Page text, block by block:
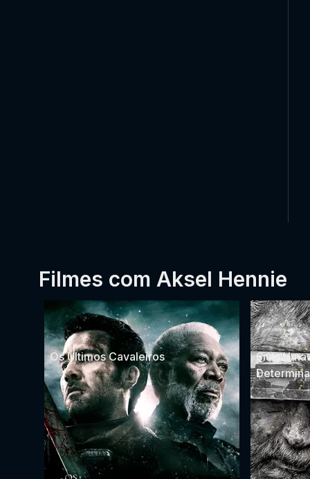
Filmes com Aksel Hennie
Os Últimos Cavaleiros
Sisu: